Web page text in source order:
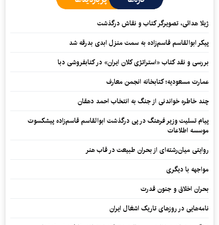
ژیلا هدائی، تصویرگر کتاب و نقاش درگذشت
پیکر ابوالقاسم قاسم‌زاده به سمت منزل ابدی بدرقه شد
بررسی و نقد کتاب «استراتژی کلان ایران» در کتابفروشی دبا
عمارت مسعودیه؛ کتابخانه انجمن معارف
چند خاطره خواندنی از جنگ به انتخاب احمد دهقان
پیام تسلیت وزیر فرهنگ در پی درگذشت ابوالقاسم قاسم‌زاده پیشکسوت
موسسه اطلاعات
روایتی میان‌رشته‌ای از بحران طبیعت در قاب هنر
مواجهه با دیگری
بحران اخلاق و جنون قدرت
نامه‌هایی در روزهای تاریک اشغال ایران